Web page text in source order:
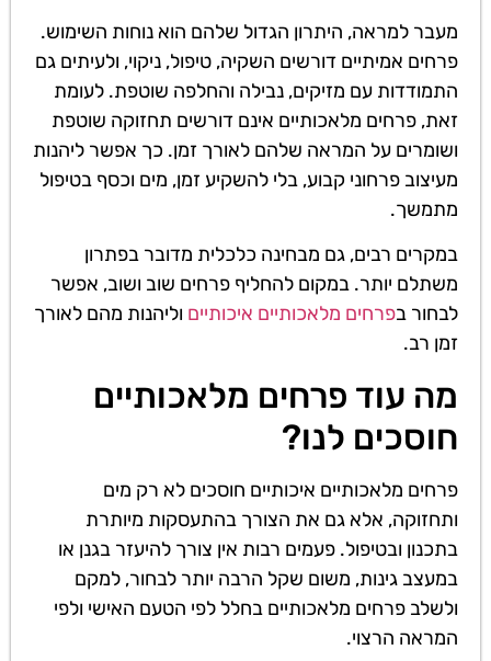
מעבר למראה, היתרון הגדול שלהם הוא נוחות השימוש.
פרחים אמיתיים דורשים השקיה, טיפול, ניקוי, ולעיתים גם
התמודדות עם מזיקים, נבילה והחלפה שוטפת. לעומת
זאת, פרחים מלאכותיים אינם דורשים תחזוקה שוטפת
ושומרים על המראה שלהם לאורך זמן. כך אפשר ליהנות
מעיצוב פרחוני קבוע, בלי להשקיע זמן, מים וכסף בטיפול
מתמשך.
במקרים רבים, גם מבחינה כלכלית מדובר בפתרון
משתלם יותר. במקום להחליף פרחים שוב ושוב, אפשר
לבחור בפרחים מלאכותיים איכותיים וליהנות מהם לאורך
זמן רב.
מה עוד פרחים מלאכותיים
חוסכים לנו?
פרחים מלאכותיים איכותיים חוסכים לא רק מים
ותחזוקה, אלא גם את הצורך בהתעסקות מיותרת
בתכנון ובטיפול. פעמים רבות אין צורך להיעזר בגנן או
במעצב גינות, משום שקל הרבה יותר לבחור, למקם
ולשלב פרחים מלאכותיים בחלל לפי הטעם האישי ולפי
המראה הרצוי.